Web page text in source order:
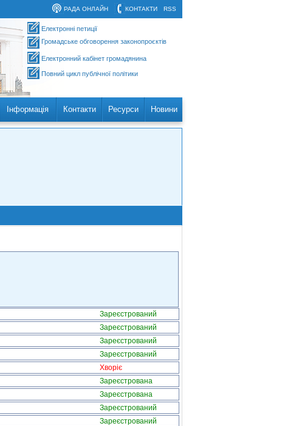
RSS
КОНТАКТИ
РАДА ОНЛАЙН
Електронні петиції
Громадське обговорення законопроєктів
Електронний кабінет громадянина
Повний цикл публічної політики
Інформація Контакти Ресурси Новини
Зареєстрований
Зареєстрований
Зареєстрований
Зареєстрований
Хворіє
Зареєстрована
Зареєстрована
Зареєстрований
Зареєстрований